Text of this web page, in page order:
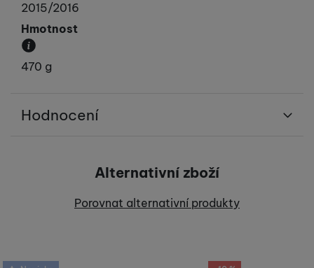
2015/2016
Hmotnost
Váha produktu.
470 g
Hodnocení
Recenze
Alternativní zboží
Porovnat alternativní produkty